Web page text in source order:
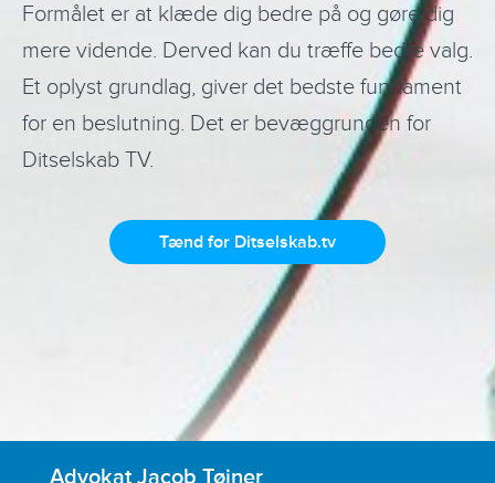
Formålet er at klæde dig bedre på og gøre dig
mere vidende. Derved kan du træffe bedre valg.
Et oplyst grundlag, giver det bedste fundament
for en beslutning. Det er bevæggrunden for
Ditselskab TV.
Tænd for Ditselskab.tv
Advokat Jacob Tøjner